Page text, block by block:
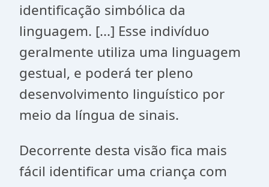
identificação simbólica da
linguagem. [...] Esse indivíduo
geralmente utiliza uma linguagem
gestual, e poderá ter pleno
desenvolvimento linguístico por
meio da língua de sinais.
Decorrente desta visão fica mais
fácil identificar uma criança com